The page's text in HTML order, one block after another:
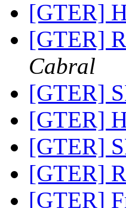
[GTER]
[GTER]
Cabral
[GTER]
[GTER]
[GTER]
[GTER]
[GTER]